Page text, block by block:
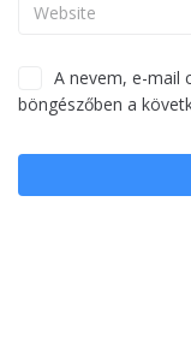
A nevem, e-mail
böngészőben a